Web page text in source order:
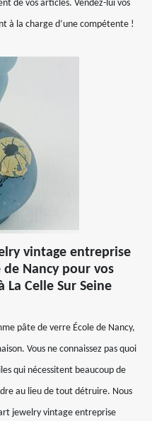
de vos articles. Vendez-lui vos
à la charge d’une compétente !
vintage entreprise
Nancy pour vos
Celle Sur Seine
pâte de verre École de Nancy,
Vous ne connaissez pas quoi
qui nécessitent beaucoup de
au lieu de tout détruire. Nous
jewelry vintage entreprise